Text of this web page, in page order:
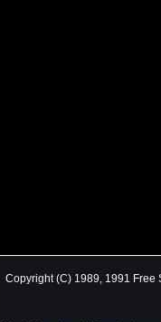
Copyright (C) 1989, 1991 Free